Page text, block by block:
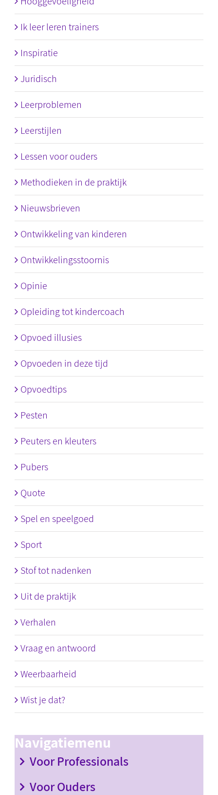
Ik leer leren trainers
Inspiratie
Juridisch
Leerproblemen
Leerstijlen
Lessen voor ouders
Methodieken in de praktijk
Nieuwsbrieven
Ontwikkeling van kinderen
Ontwikkelingsstoornis
Opinie
Opleiding tot kindercoach
Opvoed illusies
Opvoeden in deze tijd
Opvoedtips
Pesten
Peuters en kleuters
Pubers
Quote
Spel en speelgoed
Sport
Stof tot nadenken
Uit de praktijk
Verhalen
Vraag en antwoord
Weerbaarheid
Wist je dat?
Navigatiemenu
Voor Professionals
Voor Ouders